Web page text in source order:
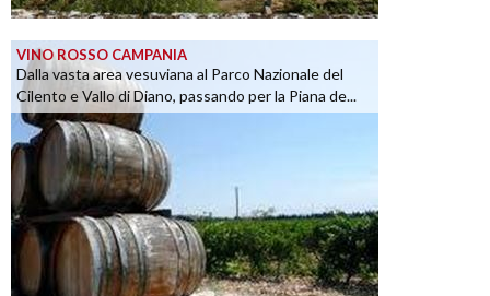
VINO ROSSO CAMPANIA
Dalla vasta area vesuviana al Parco Nazionale del
Cilento e Vallo di Diano, passando per la Piana de...